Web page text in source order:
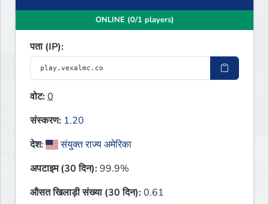
ONLINE (0/1 players)
पता (IP):
वोट:0
संस्करण: 1.20
देश:
संयुक्त राज्य अमेरिका
अपटाइम (30 दिन):99.9%
औसत खिलाड़ी संख्या (30 दिन):0.61